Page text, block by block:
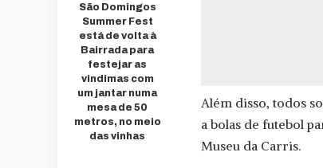
São Domingos
Summer Fest
está de volta à
Bairrada para
festejar as
vindimas com
um jantar numa
mesa de 50
metros, no meio
das vinhas
Além disso, todos
a bolas de futebol
Museu da Carris.